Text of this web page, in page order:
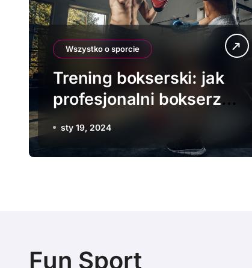
Wszystko o sporcie
Trening bokserski: jak
profesjonalni bokserzy
utrzymują formę
sty 19, 2024
Fun Sport